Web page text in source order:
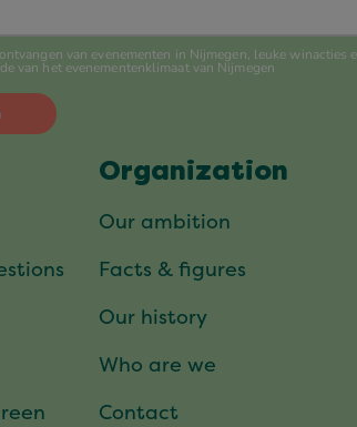
Organization
Our ambition
Facts & figures
Our history
Who are we
Contact